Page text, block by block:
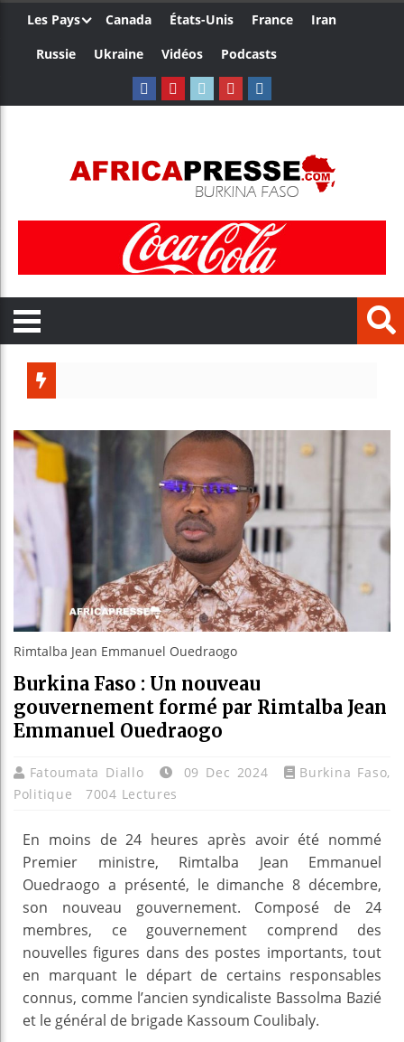
Les Pays Canada États-Unis France
Iran
Russie
Ukraine Vidéos Podcasts
Bénin :
Aliko
Rimtalba Jean Emmanuel Ouedraogo
Burkina Faso : Un nouveau
gouvernement formé par Rimtalba Jean
Emmanuel Ouedraogo
Fatoumata Diallo 09 Dec 2024 Burkina Faso,
Politique
7004 Lectures
En moins de 24 heures après avoir été nommé
Premier ministre, Rimtalba Jean Emmanuel
Ouedraogo a présenté, le dimanche 8 décembre,
son nouveau gouvernement. Composé de 24
membres, ce gouvernement comprend des
nouvelles figures dans des postes importants, tout
en marquant le départ de certains responsables
connus, comme l’ancien syndicaliste Bassolma Bazié
et le général de brigade Kassoum Coulibaly.